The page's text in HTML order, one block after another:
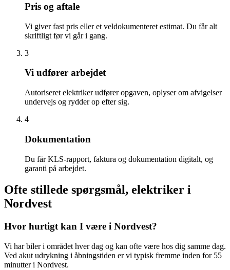
Pris og aftale
Vi giver fast pris eller et veldokumenteret estimat. Du får alt
skriftligt før vi går i gang.
3
Vi udfører arbejdet
Autoriseret elektriker udfører opgaven, oplyser om afvigelser
undervejs og rydder op efter sig.
4
Dokumentation
Du får KLS-rapport, faktura og dokumentation digitalt, og
garanti på arbejdet.
Ofte stillede spørgsmål, elektriker i
Nordvest
Hvor hurtigt kan I være i Nordvest?
Vi har biler i området hver dag og kan ofte være hos dig samme dag.
Ved akut udrykning i åbningstiden er vi typisk fremme inden for 55
minutter i Nordvest.